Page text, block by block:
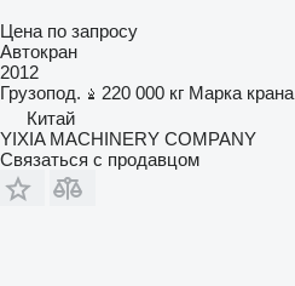
Цена по запросу
Автокран
2012
Грузопод.
220 000 кг Марка крана
Китай
YIXIA MACHINERY COMPANY
Связаться с продавцом